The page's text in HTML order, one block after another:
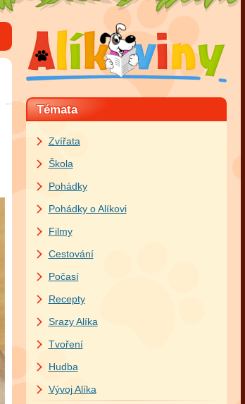
Témata
Zvířata
Škola
Pohádky
Pohádky o Alíkovi
Filmy
Cestování
Počasí
Recepty
Srazy Alíka
Tvoření
Hudba
Vývoj Alíka